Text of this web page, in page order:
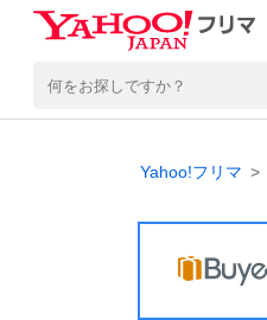
Yahoo!フリマ